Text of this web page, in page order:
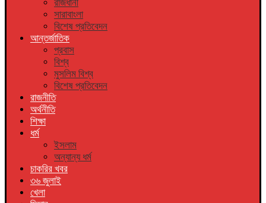
রাজধানী
সারাবাংলা
বিশেষ প্রতিবেদন
আন্তর্জাতিক
প্রবাস
বিশ্ব
মুসলিম বিশ্ব
বিশেষ প্রতিবেদন
রাজনীতি
অর্থনীতি
শিক্ষা
ধর্ম
ইসলাম
অন্যান্য ধর্ম
চাকরির খবর
৩৬ জুলাই
খেলা